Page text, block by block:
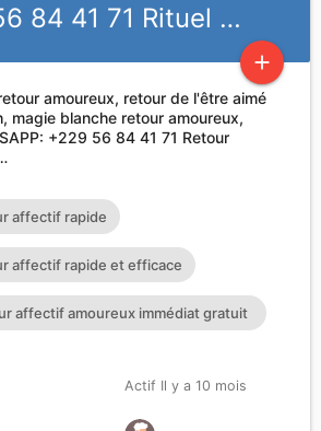
84 41 71 Rituel …
add
amoureux, retour de l'être aimé
magie blanche retour amoureux,
+229 56 84 41 71 Retour
affectif rapide
affectif rapide et efficace
affectif amoureux immédiat gratuit
Actif Il y a 10 mois